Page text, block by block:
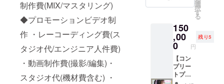
制作費(MIX/マスタリング)
◆プロモーションビデオ制
作 ・レーコーディング費(ス
タジオ代/エンジニア人件費)
・動画制作費(撮影/編集)・
スタジオ代(機材費含む) ・
た映像
化等に
使用さ
れる可
能性が
ありま
す。
い。 ※
当ス
タッフ
がメー
ルで行
わせて
いただ
きま
トが撮
影でき
る上
に、当
日のラ
イブリ
ハーサ
※郵送の
み。送
料はこ
ちらで
負担し
ます。
Acherie
ボイス
トレー
が受講
でき
る。
Acherie
が通う
ボーカ
ルス
クール
選
択
す
る
150
,00
0 円
残り5
【コン
プリー
トプラ
ン】 リ